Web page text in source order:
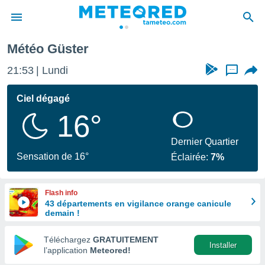
de
en
Météo Güster
21:53 Lundi ...
Ciel dégagé
16°
Sensation de 16°
Dernier Quartier
Éclairée:7%
Flash info
43 départements en vigilance orange canicule
demain !
Téléchargez GRATUITEMENT
l’application Meteored!
Installer